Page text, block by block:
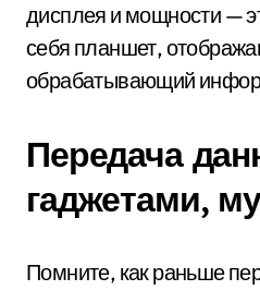
дисплея и мощности —
себя планшет,
обрабатывающий
Передача
гаджетами,
Помните, как раньше